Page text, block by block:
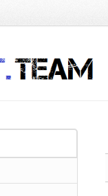
5
5
5
5